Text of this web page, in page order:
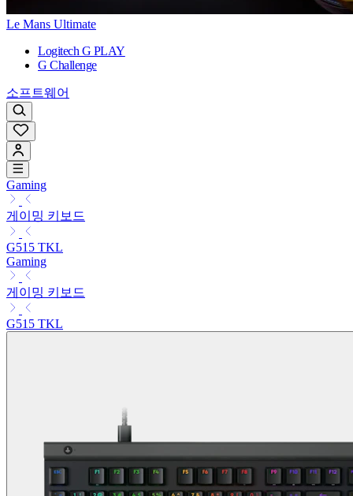
Le Mans Ultimate
Logitech G PLAY
G Challenge
소프트웨어
Gaming
게이밍 키보드
G515 TKL
Gaming
게이밍 키보드
G515 TKL